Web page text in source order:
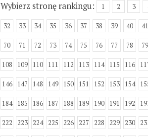
Wybierz stronę rankingu: 1 2 3
32 33 34 35 36 37 38 39 40 41
70 71 72 73 74 75 76 77 78 79
108 109 110 111 112 113 114 115 116
146 147 148 149 150 151 152 153 154
184 185 186 187 188 189 190 191 192
222 223 224 225 226 227 228 229 230